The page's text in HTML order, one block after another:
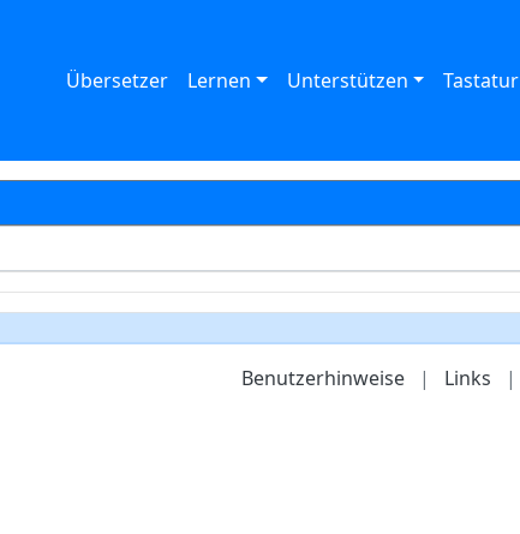
Übersetzer Lernen Unterstützen Tastatur
Benutzerhinweise | Links |